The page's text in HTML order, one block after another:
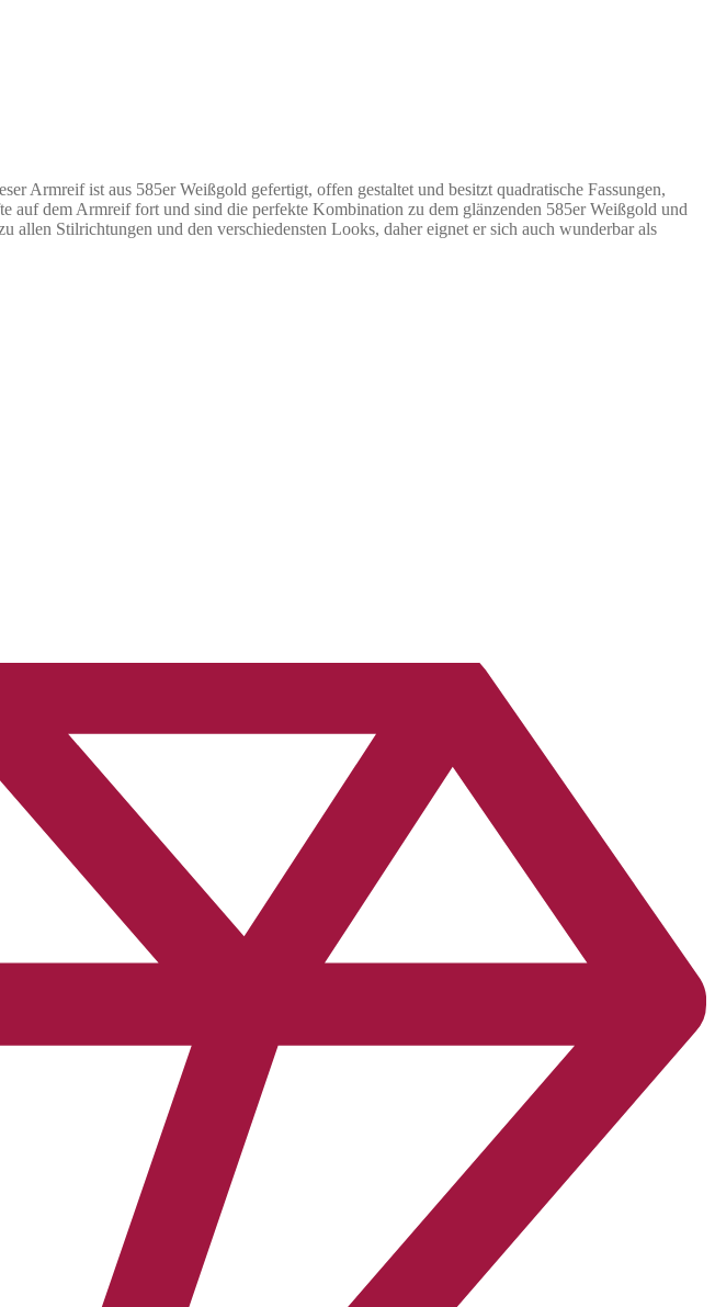
ist aus 585er Weißgold gefertigt, offen gestaltet und besitzt quadratische Fassungen,
auf dem Armreif fort und sind die perfekte Kombination zu dem glänzenden 585er Weißgold und
Stilrichtungen und den verschiedensten Looks, daher eignet er sich auch wunderbar als